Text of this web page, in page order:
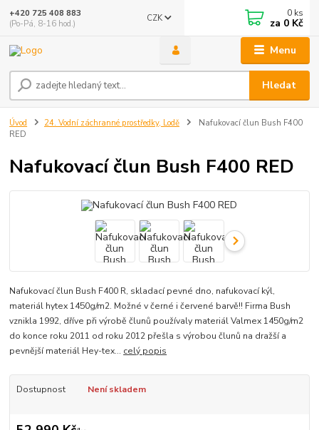
Menu
CZK
Hledat
+420 725 408 883
(Po-Pá, 8-16 hod.)
0 ks
za 0 Kč
Úvod 24. Vodní záchranné prostředky, Lodě
Nafukovací člun Bush F400
RED
Nafukovací člun Bush F400 RED
Nafukovací člun Bush F400 R, skladací pevné dno, nafukovací kýl,
materiál hytex 1450g/m2. Možné v černé i červené barvě!! Firma Bush
vznikla 1992, dříve při výrobě člunů používaly materiál Valmex 1450g/m2
do konce roku 2011 od roku 2012 přešla s výrobou člunů na dražší a
pevnější materiál Hey-tex... celý popis
Dostupnost Není skladem